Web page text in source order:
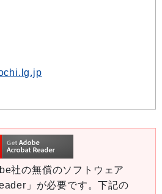
社の無償のソフトウェア
」が必要です。下記の